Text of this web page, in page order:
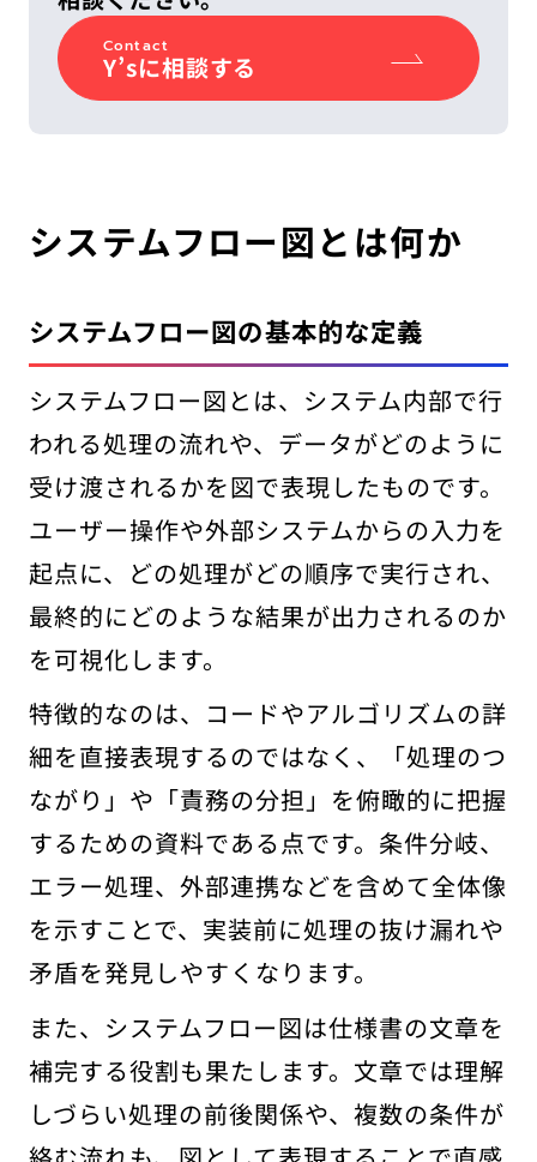
Contact
Y’sに相談する
システムフロー図とは何か
システムフロー図の基本的な定義
システムフロー図とは、システム内部で行
われる処理の流れや、データがどのように
受け渡されるかを図で表現したものです。
ユーザー操作や外部システムからの入力を
起点に、どの処理がどの順序で実行され、
最終的にどのような結果が出力されるのか
を可視化します。
特徴的なのは、コードやアルゴリズムの詳
細を直接表現するのではなく、「処理のつ
ながり」や「責務の分担」を俯瞰的に把握
するための資料である点です。条件分岐、
エラー処理、外部連携などを含めて全体像
を示すことで、実装前に処理の抜け漏れや
矛盾を発見しやすくなります。
また、システムフロー図は仕様書の文章を
補完する役割も果たします。文章では理解
しづらい処理の前後関係や、複数の条件が